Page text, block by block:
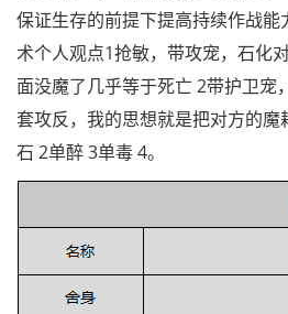
保证生存的前提下提高持续作战
术个人观点1抢敏，带攻宠，石化
面没魔了几乎等于死亡 2带护卫宠
套攻反，我的思想就是把对方的
石 2单醉 3单毒 4。